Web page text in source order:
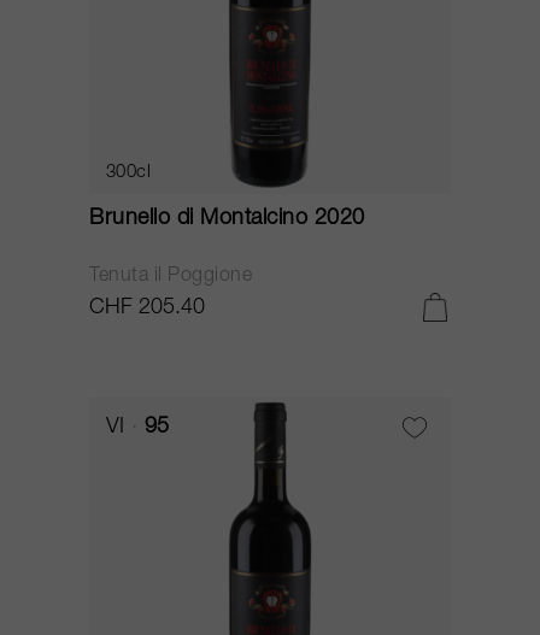
300cl
Brunello di Montalcino 2020
Tenuta il Poggione
CHF 205.40
VI 95